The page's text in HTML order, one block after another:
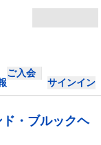
ご入会
サインイン
・ブルックヘ